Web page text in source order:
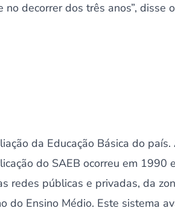
decorrer dos três anos”, disse
da Educação Básica do
do SAEB ocorreu em 1990
redes públicas e privadas, da
do Ensino Médio. Este sistema